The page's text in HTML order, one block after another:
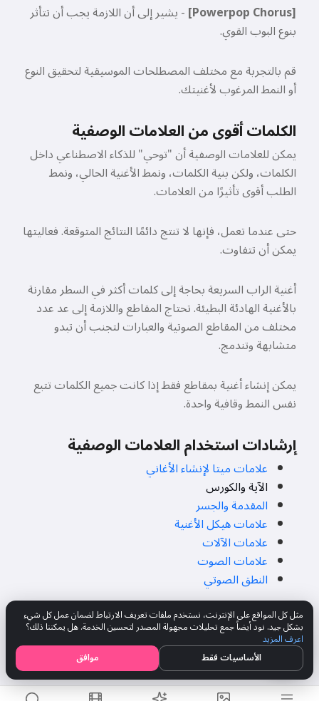
[Powerpop Chorus]
- يشير إلى أن اللازمة يجب أن تتأثر
بنوع البوب القوي.
قم بالتجربة مع مختلف المصطلحات الموسيقية لتحقيق النوع
أو النمط المرغوب لأغنيتك.
الكلمات أقوى من العلامات الوصفية
يمكن للعلامات الوصفية أن "توحي" للذكاء الاصطناعي داخل
الكلمات، ولكن بنية الكلمات، ونمط الأغنية الحالي، ونمط
الطلب أقوى تأثيرًا من العلامات.
حتى عندما تعمل، فإنها لا تنتج دائمًا النتائج المتوقعة. فعاليتها
يمكن أن تتفاوت.
أغنية الراب السريعة بحاجة إلى كلمات أكثر في السطر مقارنة
بالأغنية الهادئة البطيئة. تحتاج المقاطع واللازمة إلى عد عدد
مختلف من المقاطع الصوتية والعبارات لتجنب أن تبدو
متشابهة وتندمج.
يمكن إنشاء أغنية بمقاطع فقط إذا كانت جميع الكلمات تتبع
نفس النمط وقافية واحدة.
إرشادات استخدام العلامات الوصفية
علامات ميتا لإنشاء الأغاني
الآية والكورس
المقدمة والجسر
علامات هيكل الأغنية
علامات الآلات
علامات الصوت
النطق الصوتي
أنشئ أغنيتك الخاصة مجانًا
مثل كل المواقع على الإنترنت، نستخدم ملفات تعريف الارتباط لضمان عمل كل شيء
بشكل جيد. نود أيضاً جمع تحليلات مجهولة المصدر لتحسين الخدمة. هل يمكننا ذلك؟
اعرف المزيد
الأساسيات فقط
موافق